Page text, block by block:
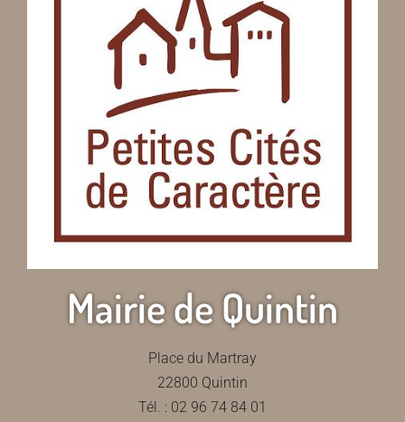
Mairie de Quintin
Place du Martray
22800 Quintin
Tél. : 02 96 74 84 01